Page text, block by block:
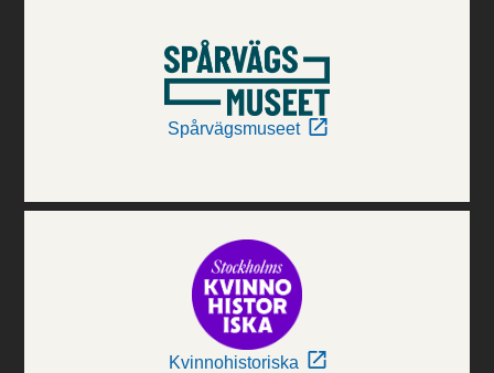
Spårvägsmuseet
Kvinnohistoriska